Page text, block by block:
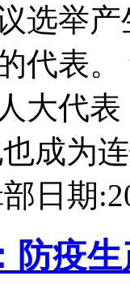
选举
代表
大代
成为
日期
防疫